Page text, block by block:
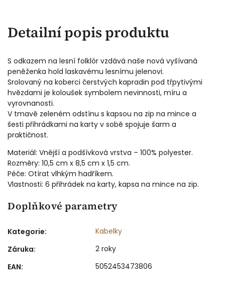
Detailní popis produktu
S odkazem na lesní folklór vzdává naše nová vyšívaná
peněženka hold laskavému lesnímu jelenovi.
Srolovaný na koberci čerstvých kapradin pod třpytivými
hvězdami je koloušek symbolem nevinnosti, míru a
vyrovnanosti.
V tmavě zeleném odstínu s kapsou na zip na mince a
šesti přihrádkami na karty v sobě spojuje šarm a
praktičnost.
Materiál: Vnější a podšívková vrstva – 100% polyester.
Rozměry: 10,5 cm x 8,5 cm x 1,5 cm.
Péče: Otírat vlhkým hadříkem.
Vlastnosti: 6 přihrádek na karty, kapsa na mince na zip.
Doplňkové parametry
Kategorie:
Kabelky
Záruka:
2 roky
EAN: 5052453473806